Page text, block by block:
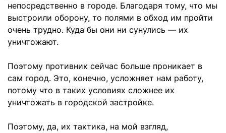
непосредственно в городе. Благодаря тому, что мы
выстроили оборону, то полями в обход им пройти
очень трудно. Куда бы они ни сунулись — их
уничтожают.
Поэтому противник сейчас больше проникает в
сам город. Это, конечно, усложняет нам работу,
потому что в таких условиях сложнее их
уничтожать в городской застройке.
Поэтому, да, их тактика, на мой взгляд,